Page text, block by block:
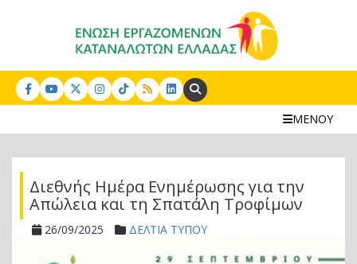
Search:
ΜΕΝΟΥ
Διεθνής Ημέρα Ενημέρωσης για την
Απώλεια και τη Σπατάλη Τροφίμων
26/09/2025 ΔΕΛΤΙΑ ΤΥΠΟΥ